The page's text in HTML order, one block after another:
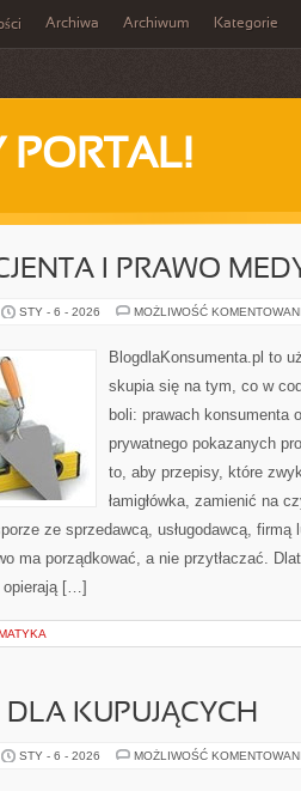
Archiwa Archiwum Kategorie
PORTAL!
I PRAWO
STY - 6 - 2026 MOŻLIWOŚĆ
BlogdlaKonsumenta.pl to
skupia się na tym, co w
boli: prawach konsumenta
prywatnego pokazanych
to, aby przepisy, które
łamigłówka, zamienić na
ze sprzedawcą, usługodawcą, firmą
ma porządkować, a nie przytłaczać.
opierają […]
DLA KUPUJĄCYCH
STY - 6 - 2026 MOŻLIWOŚĆ